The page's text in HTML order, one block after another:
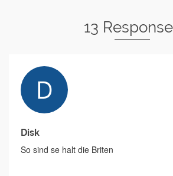
13
Disk
So sind se halt die Briten